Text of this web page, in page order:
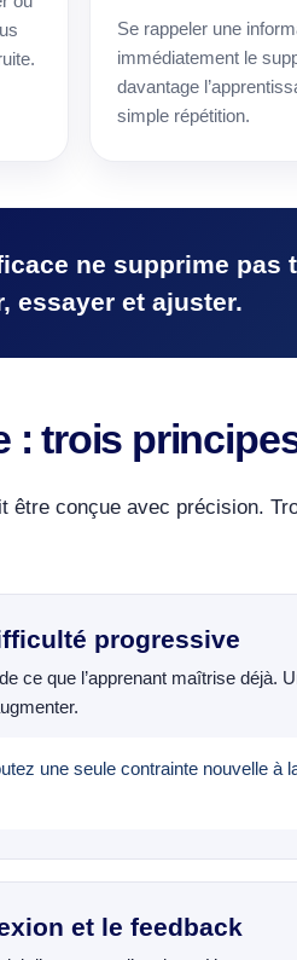
Se rappeler une
immédiatement le
davantage
simple répétition.
ne supprime
essayer et ajuster.
: trois
être conçue avec précision.
progressive
ce que l’apprenant maîtrise
une seule contrainte nouvelle à
et le feedback